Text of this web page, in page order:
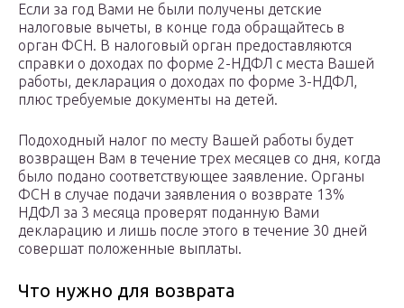
Если за год Вами не были получены детские
налоговые вычеты, в конце года обращайтесь в
орган ФСН. В налоговый орган предоставляются
справки о доходах по форме 2-НДФЛ с места Вашей
работы, декларация о доходах по форме 3-НДФЛ,
плюс требуемые документы на детей.
Подоходный налог по месту Вашей работы будет
возвращен Вам в течение трех месяцев со дня, когда
было подано соответствующее заявление. Органы
ФСН в случае подачи заявления о возврате 13%
НДФЛ за 3 месяца проверят поданную Вами
декларацию и лишь после этого в течение 30 дней
совершат положенные выплаты.
Что нужно для возврата